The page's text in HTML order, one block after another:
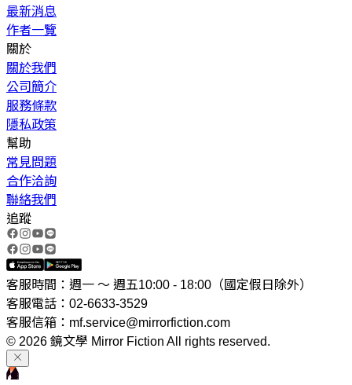
最新消息
作者一覽
關於
關於我們
公司簡介
服務條款
隱私政策
幫助
常見問題
合作洽詢
聯絡我們
追蹤
客服時間：週一 ～ 週五10:00 - 18:00（國定假日除外）
客服電話：02-6633-3529
客服信箱：mf.service@mirrorfiction.com
© 2026 鏡文學 Mirror Fiction All rights reserved.